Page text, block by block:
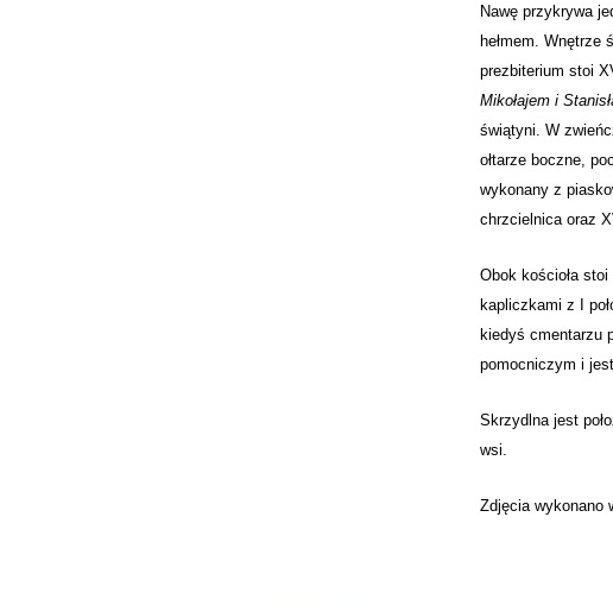
Nawę przykrywa
hełmem.
prezbiterium stoi
Mikołajem i
świątyni. W
ołtarze boczne,
wykonany z
chrzcielnica oraz
Obok kościoła
kapliczkami z I
kiedyś cmentarzu
pomocniczym i
Skrzydlna jest
wsi.
Zdjęcia wykonano